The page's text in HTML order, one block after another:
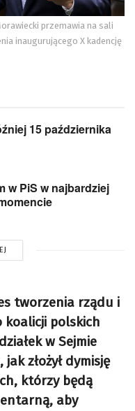
przemawia na sali
inaugurującego X kadencję
15 października
w PiS w najbardziej
tworzenia rządu i
koalicji polskich
w Sejmie
złożył dymisję
którzy będą
aby